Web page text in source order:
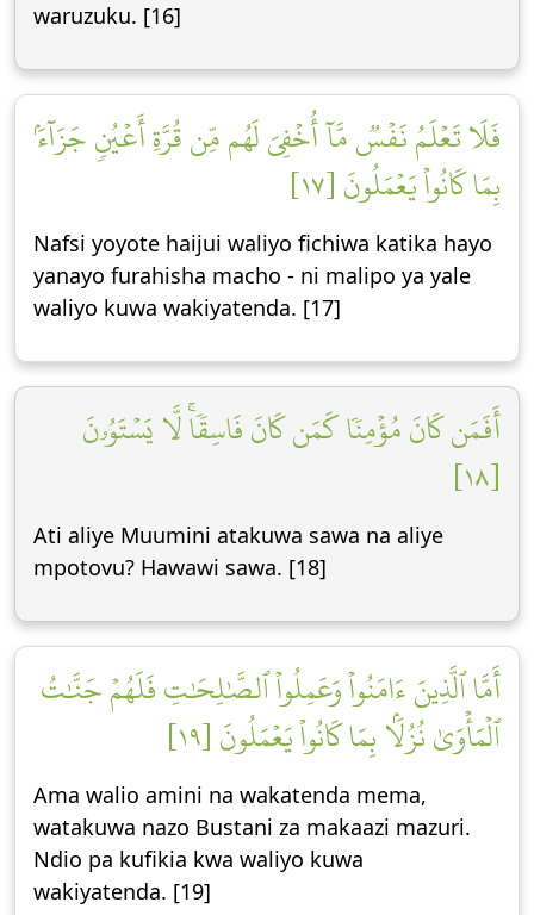
waruzuku. [16]
فَلَا تَعۡلَمُ نَفۡسٞ مَّآ أُخۡفِيَ لَهُم مِّن قُرَّةِ أَعۡيُنٖ جَزَآءَۢ
بِمَا كَانُواْ يَعۡمَلُونَ [١٧]
Nafsi yoyote haijui waliyo fichiwa katika hayo
yanayo furahisha macho - ni malipo ya yale
waliyo kuwa wakiyatenda. [17]
أَفَمَن كَانَ مُؤۡمِنٗا كَمَن كَانَ فَاسِقٗاۚ لَّا يَسۡتَوُۥنَ
[١٨]
Ati aliye Muumini atakuwa sawa na aliye
mpotovu? Hawawi sawa. [18]
أَمَّا ٱلَّذِينَ ءَامَنُواْ وَعَمِلُواْ ٱلصَّٰلِحَٰتِ فَلَهُمۡ جَنَّٰتُ
ٱلۡمَأۡوَىٰ نُزُلَۢا بِمَا كَانُواْ يَعۡمَلُونَ [١٩]
Ama walio amini na wakatenda mema,
watakuwa nazo Bustani za makaazi mazuri.
Ndio pa kufikia kwa waliyo kuwa
wakiyatenda. [19]